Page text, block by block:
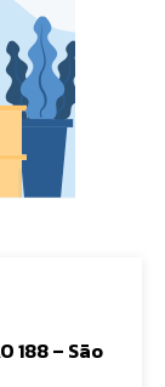
188 – São